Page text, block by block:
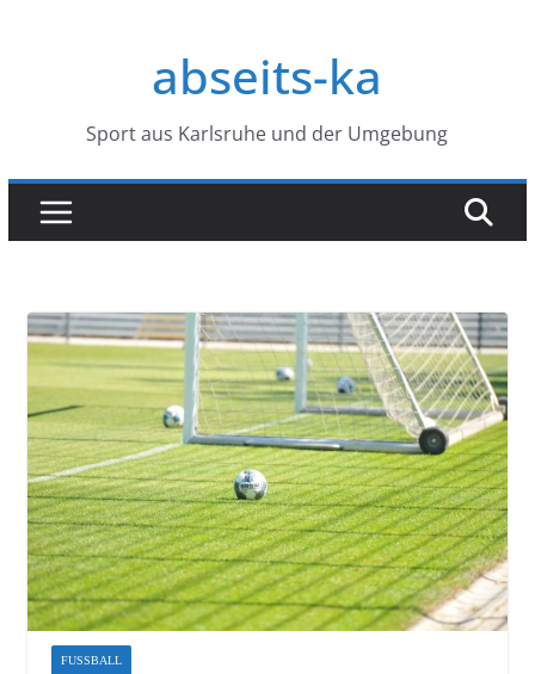
abseits-ka
Sport aus Karlsruhe und der Umgebung
FUSSBALL